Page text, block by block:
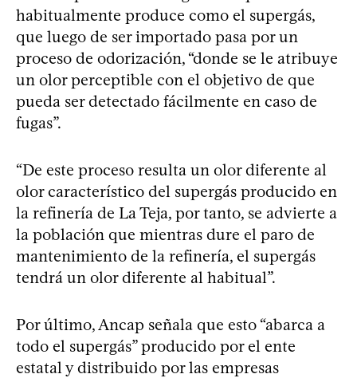
habitualmente produce como el supergás,
que luego de ser importado pasa por un
proceso de odorización, “donde se le atribuye
un olor perceptible con el objetivo de que
pueda ser detectado fácilmente en caso de
fugas”.
“De este proceso resulta un olor diferente al
olor característico del supergás producido en
la refinería de La Teja, por tanto, se advierte a
la población que mientras dure el paro de
mantenimiento de la refinería, el supergás
tendrá un olor diferente al habitual”.
Por último, Ancap señala que esto “abarca a
todo el supergás” producido por el ente
estatal y distribuido por las empresas